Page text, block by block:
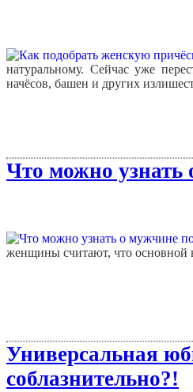
натуральному. Сейчас уже
начёсов, башен и других
Что можно узнать
женщины считают, что основной
Универсальная
соблазнительно?!